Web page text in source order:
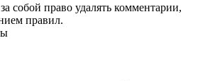
собой право удалять комментарии,
правил.